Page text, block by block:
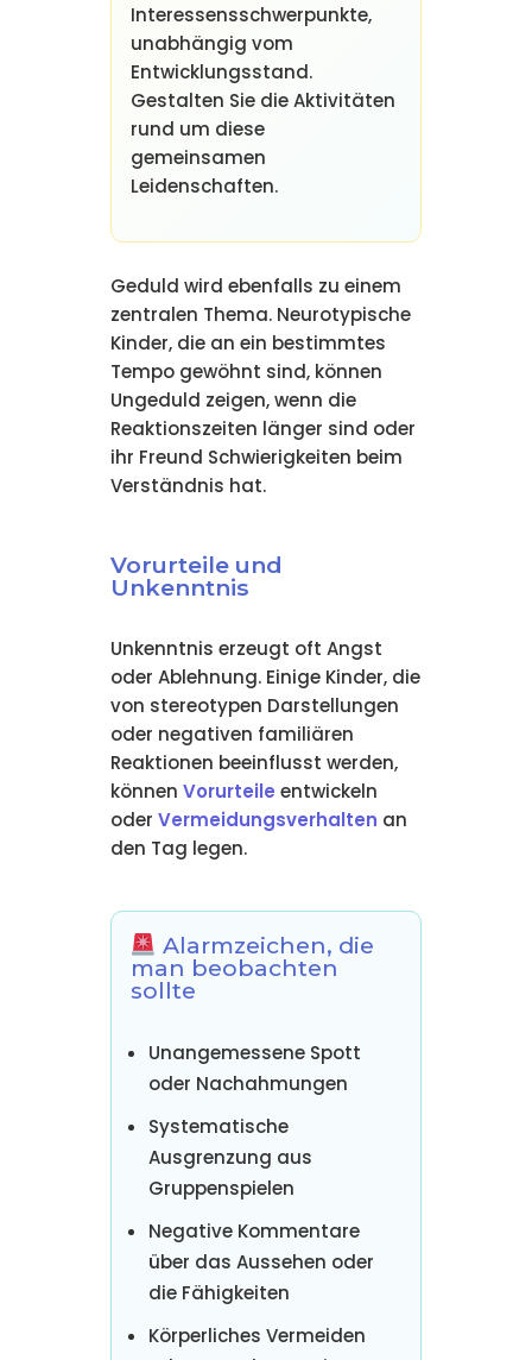
Interessensschwerpunkte,
unabhängig vom
Entwicklungsstand.
Gestalten Sie die Aktivitäten
rund um diese
gemeinsamen
Leidenschaften.
Geduld wird ebenfalls zu einem
zentralen Thema. Neurotypische
Kinder, die an ein bestimmtes
Tempo gewöhnt sind, können
Ungeduld zeigen, wenn die
Reaktionszeiten länger sind oder
ihr Freund Schwierigkeiten beim
Verständnis hat.
Vorurteile und
Unkenntnis
Unkenntnis erzeugt oft Angst
oder Ablehnung. Einige Kinder, die
von stereotypen Darstellungen
oder negativen familiären
Reaktionen beeinflusst werden,
können Vorurteile entwickeln
oder Vermeidungsverhalten an
den Tag legen.
Alarmzeichen, die
man beobachten
sollte
Unangemessene Spott
oder Nachahmungen
Systematische
Ausgrenzung aus
Gruppenspielen
Negative Kommentare
über das Aussehen oder
die Fähigkeiten
Körperliches Vermeiden